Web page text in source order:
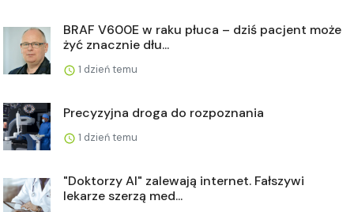
BRAF V600E w raku płuca – dziś pacjent może
żyć znacznie dłu...
1 dzień temu
Precyzyjna droga do rozpoznania
1 dzień temu
"Doktorzy AI" zalewają internet. Fałszywi
lekarze szerzą med...